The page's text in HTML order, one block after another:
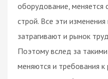
оборудование, меняется
строй. Все эти
затрагивают и рынок
Поэтому вслед за
меняются и требования